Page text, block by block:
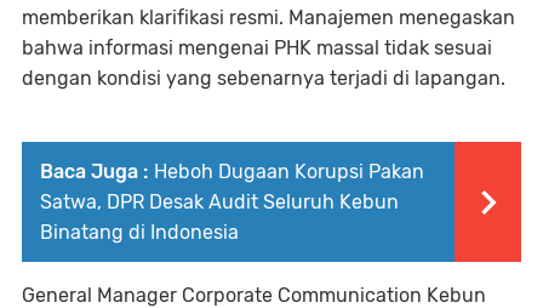
memberikan klarifikasi resmi. Manajemen menegaskan
bahwa informasi mengenai PHK massal tidak sesuai
dengan kondisi yang sebenarnya terjadi di lapangan.
Baca Juga : Heboh Dugaan Korupsi Pakan
Satwa, DPR Desak Audit Seluruh Kebun
Binatang di Indonesia
General Manager Corporate Communication Kebun